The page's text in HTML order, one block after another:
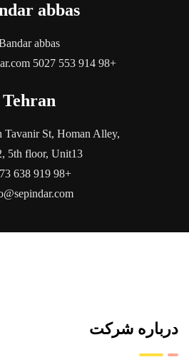
abbas
abbas
+98 914 553 5027 info@sepindar.com
Tehran
Tavanir St, Homan Alley,
5th floor, Unit13
+98 919 638 7073
درباره شرکت